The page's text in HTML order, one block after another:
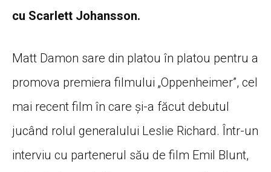
cu Scarlett Johansson.
Matt Damon sare din platou în platou pentru a
promova premiera filmului „Oppenheimer”, cel
mai recent film în care și-a făcut debutul
jucând rolul generalului Leslie Richard. Într-un
interviu cu partenerul său de film Emil Blunt,